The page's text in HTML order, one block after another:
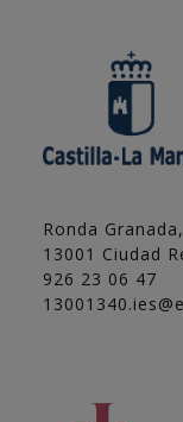
Ronda
13001 Ciudad
926 23 06 47